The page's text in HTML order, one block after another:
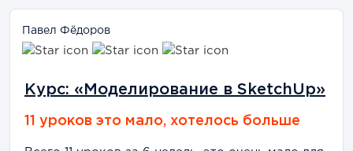
Павел Фёдоров
Курс: «Моделирование в SketchUp»
11 уроков это мало, хотелось больше